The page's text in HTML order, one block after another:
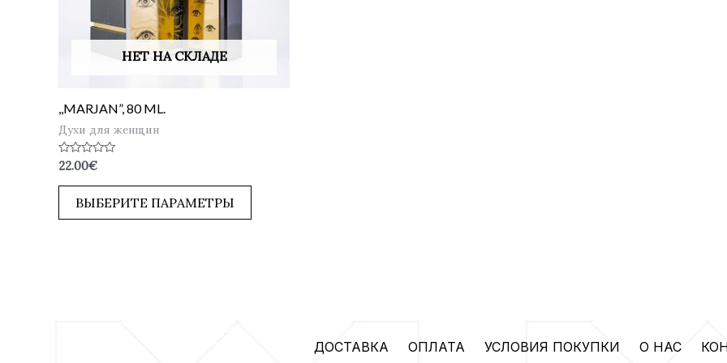
НЕТ НА СКЛАДЕ
,,MARJAN”, 80 ML.
Духи для женщин
Оценка
из
22.00€
ВЫБЕРИТЕ ПАРАМЕТРЫ
ДОСТАВКА ОПЛАТА УСЛОВИЯ ПОКУПКИ О НАС